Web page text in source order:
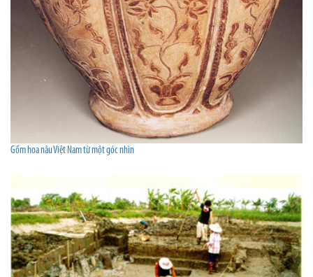
Gốm hoa nâu Việt Nam từ một góc nhìn